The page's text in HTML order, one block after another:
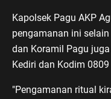
Kapolsek Pagu AKP
pengamanan ini
dan Koramil Pagu
Kediri dan Kodim 0809
"Pengamanan ritual